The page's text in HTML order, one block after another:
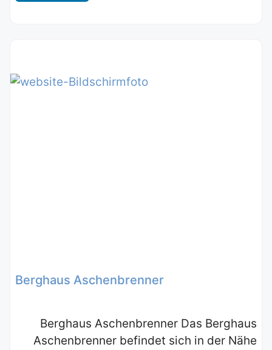
Berghaus Aschenbrenner
Berghaus Aschenbrenner Das Berghaus
Aschenbrenner befindet sich in der Nähe